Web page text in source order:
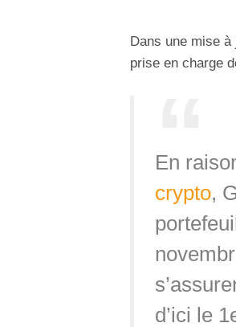
Dans une mise
prise en charge
En
crypto,
d’ici le